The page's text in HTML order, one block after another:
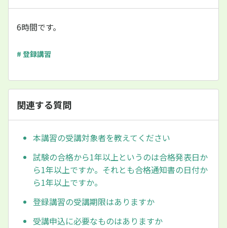
6時間です。
# 登録講習
関連する質問
本講習の受講対象者を教えてください
試験の合格から1年以上というのは合格発表日か
ら1年以上ですか。それとも合格通知書の日付か
ら1年以上ですか。
登録講習の受講期限はありますか
受講申込に必要なものはありますか